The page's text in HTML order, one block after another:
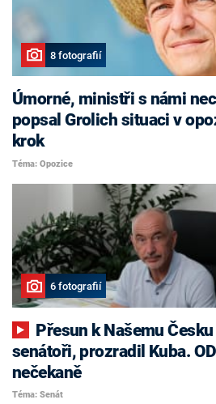
8 fotografií
Úmorné, ministři s námi
popsal Grolich situaci v
krok
Téma: Opozice
6 fotografií
senátoři, prozradil Kuba.
nečekaně
Téma: Senát